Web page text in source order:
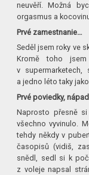
neuvěří. Možná
orgasmus a
Prvé zamestnanie…
Seděl jsem roky ve
Kromě toho
v supermarketech,
a jedno léto taky
Prvé poviedky,
Naprosto přesně
všechno vyvinulo.
tehdy někdy v
časopisů (vidiš,
snědl, sedl si k
z voleje napsal